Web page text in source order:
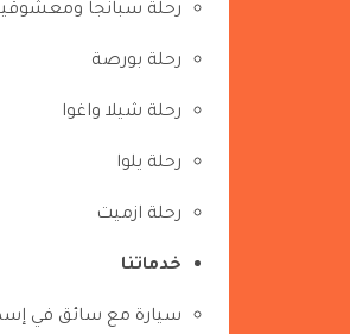
رحلة سبانجا
رحلة بورصة
رحلة شيلا واغوا
رحلة يلوا
رحلة ازميت
خدماتنا
سيارة مع سائق في